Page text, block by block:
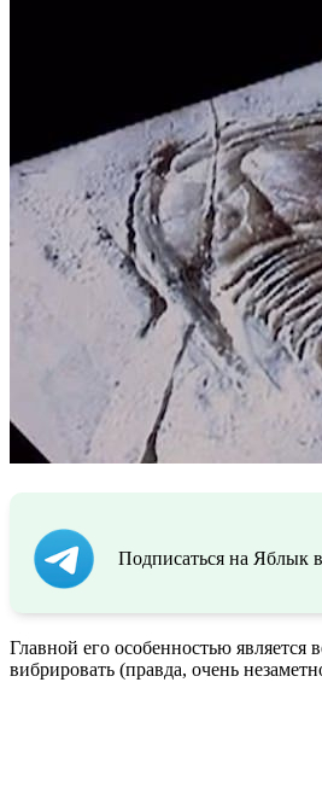
Подписаться на Яблык
Главной его особенностью
вибрировать (правда, очень